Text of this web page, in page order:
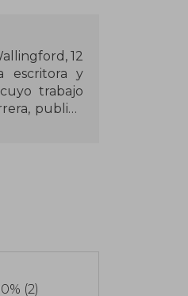
12
escritora y
trabajo
publicó
de Mary
vez el
(2)